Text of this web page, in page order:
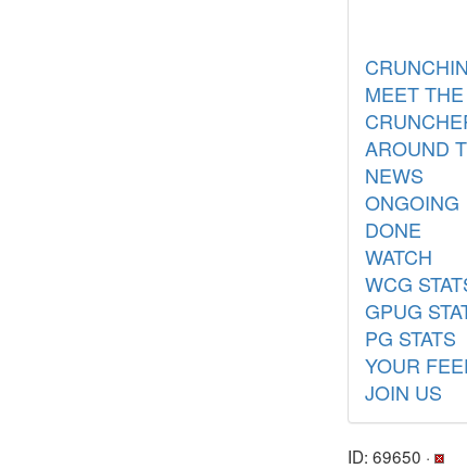
MEET
AROUND
NEWS
ONGOING
DONE
WATCH
WCG
GPUG
PG STATS
YOUR
JOIN US
ID: 69650 ·